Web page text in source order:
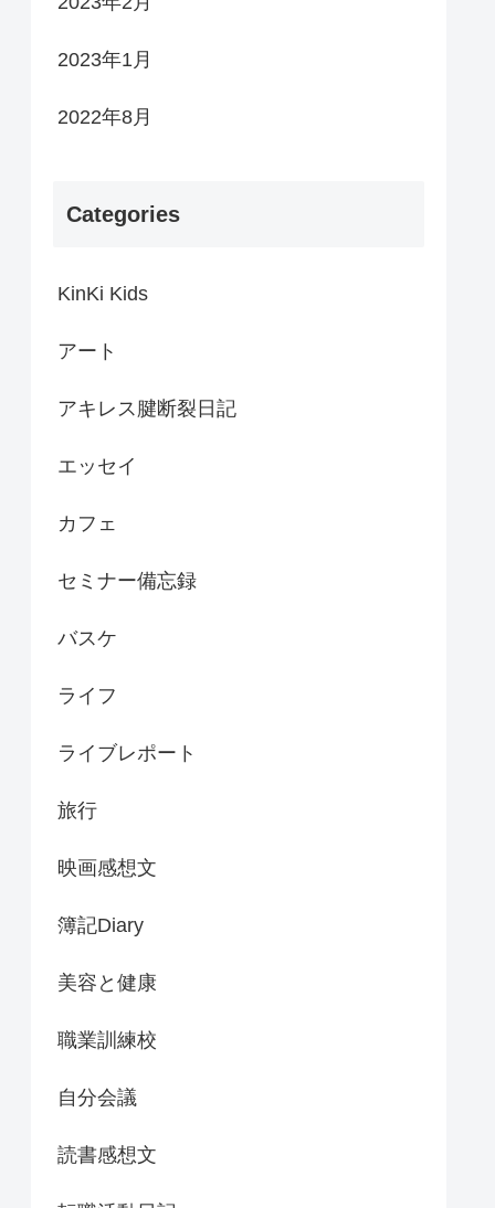
2023年1月
2022年8月
Categories
KinKi Kids
アート
アキレス腱断裂日記
エッセイ
カフェ
セミナー備忘録
バスケ
ライフ
ライブレポート
旅行
映画感想文
簿記Diary
美容と健康
職業訓練校
自分会議
読書感想文